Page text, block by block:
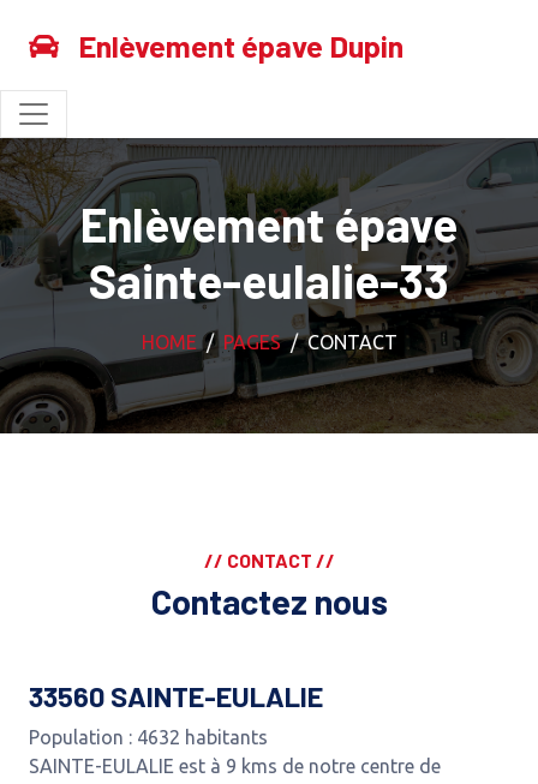
Enlèvement épave Dupin
Enlèvement épave
Sainte-eulalie-33
HOME PAGES CONTACT
// CONTACT //
Contactez nous
33560 SAINTE-EULALIE
Population : 4632 habitants
SAINTE-EULALIE est à 9 kms de notre centre de